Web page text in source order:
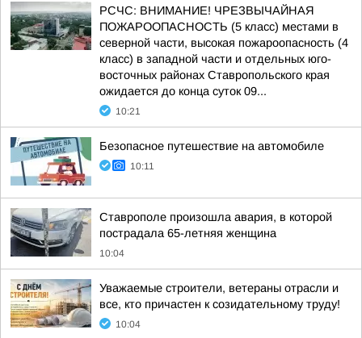
РСЧС: ВНИМАНИЕ! ЧРЕЗВЫЧАЙНАЯ
ПОЖАРООПАСНОСТЬ (5 класс) местами в
северной части, высокая пожароопасность (4
класс) в западной части и отдельных юго-
восточных районах Ставропольского края
ожидается до конца суток 09...
10:21
Безопасное путешествие на автомобиле
10:11
Ставрополе произошла авария, в которой
пострадала 65-летняя женщина
10:04
Уважаемые строители, ветераны отрасли и
все, кто причастен к созидательному труду!
10:04